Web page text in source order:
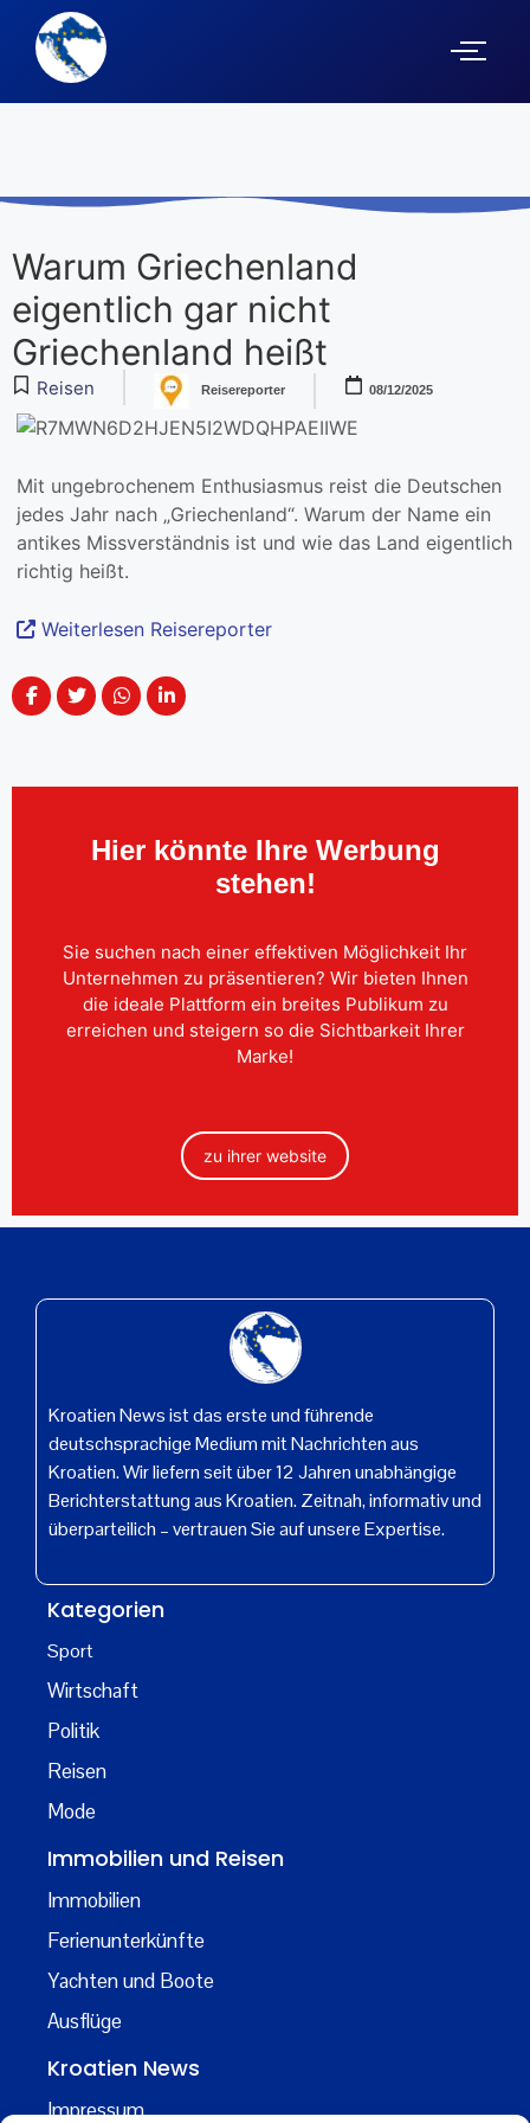
Warum Griechenland
eigentlich gar nicht
Griechenland heißt
Reisen Reisereporter 08/12/2025
Mit ungebrochenem Enthusiasmus reist die Deutschen
jedes Jahr nach „Griechenland“. Warum der Name ein
antikes Missverständnis ist und wie das Land eigentlich
richtig heißt.
Weiterlesen Reisereporter
Hier könnte Ihre Werbung
stehen!
Sie suchen nach einer effektiven Möglichkeit Ihr
Unternehmen zu präsentieren? Wir bieten Ihnen
die ideale Plattform ein breites Publikum zu
erreichen und steigern so die Sichtbarkeit Ihrer
Marke!
zu ihrer website
Kroatien News ist das erste und führende
deutschsprachige Medium mit Nachrichten aus
Kroatien. Wir liefern seit über 12 Jahren unabhängige
Berichterstattung aus Kroatien. Zeitnah, informativ und
überparteilich – vertrauen Sie auf unsere Expertise.
Kategorien
Sport
Wirtschaft
Politik
Reisen
Mode
Immobilien und Reisen
Immobilien
Ferienunterkünfte
Yachten und Boote
Ausflüge
Kroatien News
Impressum